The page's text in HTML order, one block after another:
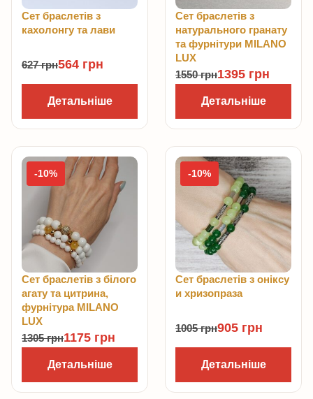
Сет браслетів з
кахолонгу та лави
627грн564 грн
Детальніше
Сет браслетів з
натурального гранату
та фурнітури MILANO
LUX
1550грн1395 грн
Детальніше
-10%
Сет браслетів з білого
агату та цитрина,
фурнітура MILANO
LUX
1305грн1175 грн
Детальніше
-10%
Сет браслетів з оніксу
и хризопраза
1005грн905 грн
Детальніше